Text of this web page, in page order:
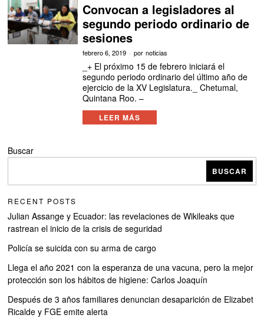
Convocan a legisladores al
segundo periodo ordinario de
sesiones
febrero 6, 2019 por noticias
_+ El próximo 15 de febrero iniciará el
segundo periodo ordinario del último año de
ejercicio de la XV Legislatura._ Chetumal,
Quintana Roo. –
LEER MÁS
Buscar
BUSCAR
RECENT POSTS
Julian Assange y Ecuador: las revelaciones de Wikileaks que
rastrean el inicio de la crisis de seguridad
Policía se suicida con su arma de cargo
Llega el año 2021 con la esperanza de una vacuna, pero la mejor
protección son los hábitos de higiene: Carlos Joaquín
Después de 3 años familiares denuncian desaparición de Elizabet
Ricalde y FGE emite alerta